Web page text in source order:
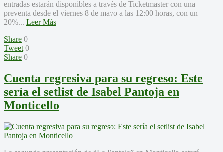
entradas estarán disponibles a través de Ticketmaster con una
preventa desde el viernes 8 de mayo a las 12:00 horas, con un
20%... Leer Más
Share 0
Tweet 0
Share 0
Cuenta regresiva para su regreso: Este
sería el setlist de Isabel Pantoja en
Monticello